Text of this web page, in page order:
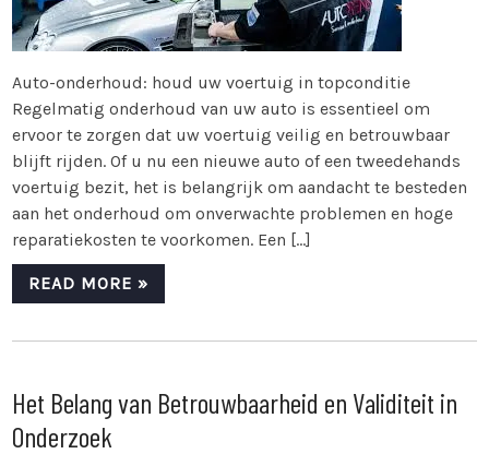
Auto-onderhoud: houd uw voertuig in topconditie
Regelmatig onderhoud van uw auto is essentieel om
ervoor te zorgen dat uw voertuig veilig en betrouwbaar
blijft rijden. Of u nu een nieuwe auto of een tweedehands
voertuig bezit, het is belangrijk om aandacht te besteden
aan het onderhoud om onverwachte problemen en hoge
reparatiekosten te voorkomen. Een […]
READ MORE »
Het Belang van Betrouwbaarheid en Validiteit in
Onderzoek